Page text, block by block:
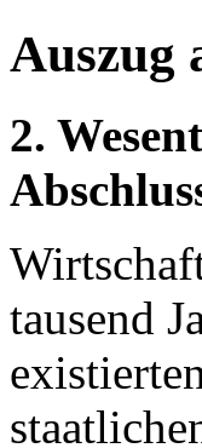
Auszug
2.
tausend